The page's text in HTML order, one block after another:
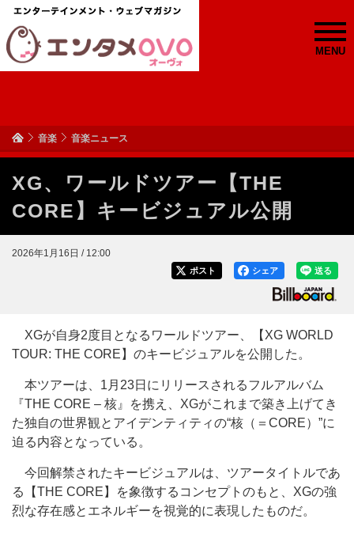
MENU
音楽 音楽ニュース
XG、ワールドツアー【THE
CORE】キービジュアル公開
2026年1月16日 / 12:00
送る
シェア
ポスト
XGが自身2度目となるワールドツアー、【XG WORLD
TOUR: THE CORE】のキービジュアルを公開した。
本ツアーは、1月23日にリリースされるフルアルバム
『THE CORE – 核』を携え、XGがこれまで築き上げてき
た独自の世界観とアイデンティティの“核（＝CORE）”に
迫る内容となっている。
今回解禁されたキービジュアルは、ツアータイトルであ
る【THE CORE】を象徴するコンセプトのもと、XGの強
烈な存在感とエネルギーを視覚的に表現したものだ。